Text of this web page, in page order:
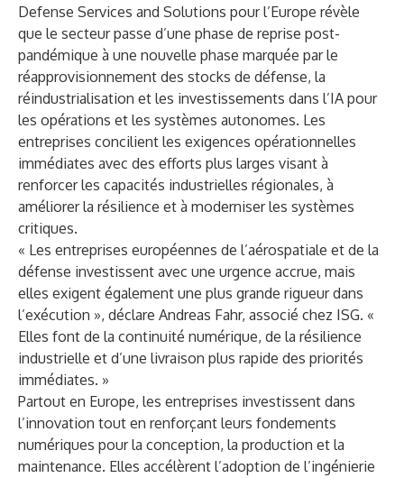
Defense Services and Solutions pour l’Europe révèle
que le secteur passe d’une phase de reprise post-
pandémique à une nouvelle phase marquée par le
réapprovisionnement des stocks de défense, la
réindustrialisation et les investissements dans l’IA pour
les opérations et les systèmes autonomes. Les
entreprises concilient les exigences opérationnelles
immédiates avec des efforts plus larges visant à
renforcer les capacités industrielles régionales, à
améliorer la résilience et à moderniser les systèmes
critiques.
« Les entreprises européennes de l’aérospatiale et de la
défense investissent avec une urgence accrue, mais
elles exigent également une plus grande rigueur dans
l’exécution », déclare Andreas Fahr, associé chez ISG. «
Elles font de la continuité numérique, de la résilience
industrielle et d’une livraison plus rapide des priorités
immédiates. »
Partout en Europe, les entreprises investissent dans
l’innovation tout en renforçant leurs fondements
numériques pour la conception, la production et la
maintenance. Elles accélèrent l’adoption de l’ingénierie